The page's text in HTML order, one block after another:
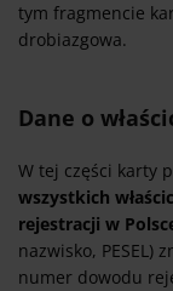
tym fragmencie
drobiazgowa.
Dane o
W tej części karty
wszystkich
rejestracji w
nazwisko, PESEL)
numer dowodu